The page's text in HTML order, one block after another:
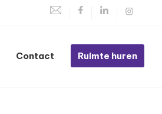
Contact Ruimte huren